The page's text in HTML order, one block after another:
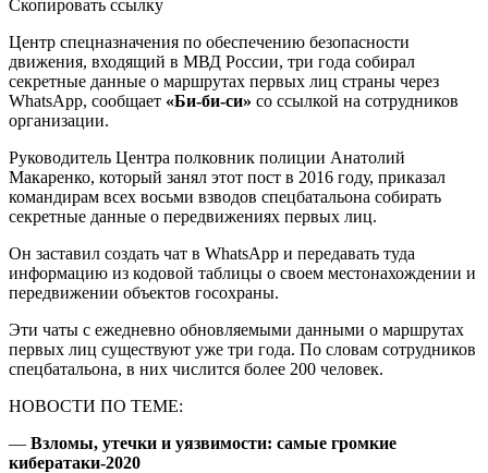
Скопировать ссылку
Центр спецназначения по обеспечению безопасности
движения, входящий в МВД России, три года собирал
секретные данные о маршрутах первых лиц страны через
WhatsApp, сообщает «Би-би-си» со ссылкой на сотрудников
организации.
Руководитель Центра полковник полиции Анатолий
Макаренко, который занял этот пост в 2016 году, приказал
командирам всех восьми взводов спецбатальона собирать
секретные данные о передвижениях первых лиц.
Он заставил создать чат в WhatsApp и передавать туда
информацию из кодовой таблицы о своем местонахождении и
передвижении объектов госохраны.
Эти чаты с ежедневно обновляемыми данными о маршрутах
первых лиц существуют уже три года. По словам сотрудников
спецбатальона, в них числится более 200 человек.
НОВОСТИ ПО ТЕМЕ:
— Взломы, утечки и уязвимости: самые громкие
кибератаки-2020